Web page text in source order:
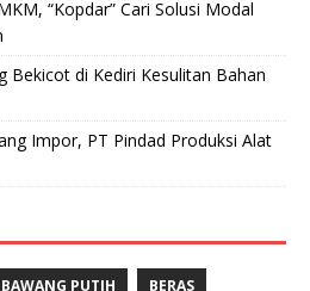
“Kopdar” Cari Solusi Modal
Bekicot di Kediri Kesulitan Bahan
Impor, PT Pindad Produksi Alat
BAWANG PUTIH BERAS